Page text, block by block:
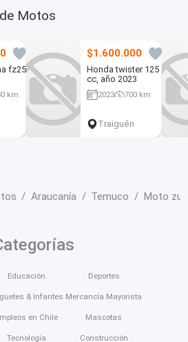
Motos
fz250
km
$1.600.000
Honda twister 125
cc, año 2023
2023
700 km
Traiguén
Araucanía Temuco Moto
Educación
& Infantes
en Chile
Tecnología
Deportes
Mercancía Mayorista
Mascotas
Construcción